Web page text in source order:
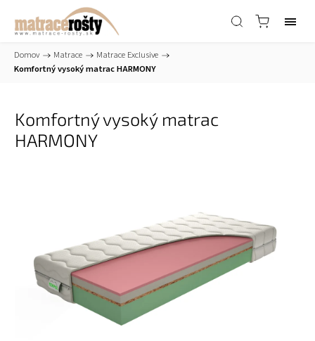
Domov / Matrace / Matrace Exclusive /
Komfortný vysoký matrac HARMONY
Komfortný vysoký matrac
HARMONY